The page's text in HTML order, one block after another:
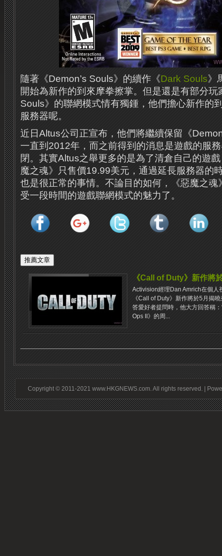
隨著《Demon’s Souls》的續作《Dark Souls》
開始為新作的到來摩拳擦掌。 但是還是有部分玩
Souls》的聯網模式情有獨鍾，他們擔心新作的
服務器呢。
近日Altus公司正宣布，他們將繼續保留《
一直到2012年，而之前得到的消息是遊戲的服
閉。 其實Altus之舉更多的是為了清倉自己的遊
魔之魂》只售價19.99美元 ，通過延長服務器的
也是很正常的事情。 不論目的如何，《惡魔之魂
受一段時間的遊戲聯網模式的魅力了。
《Call of Duty》新作將
Activision經理Dan Amrich在個人
《Call of Duty》新作將於5月揭
答愛好者提問時，他大方回答稱
Ops II》的周...
Copyright © 2011-2021 www.HKGNEWS.com. All rights reserved. |